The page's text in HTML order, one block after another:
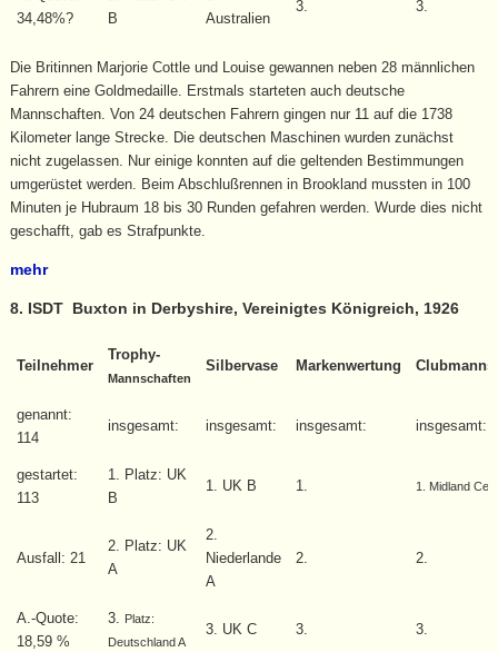
34,48%?
B
Australien
3. 3.
Die Britinnen Marjorie Cottle und Louise gewannen neben 28 männlichen
Fahrern eine Goldmedaille. Erstmals starteten auch deutsche
Mannschaften. Von 24 deutschen Fahrern gingen nur 11 auf die 1738
Kilometer lange Strecke. Die deutschen Maschinen wurden zunächst
nicht zugelassen. Nur einige konnten auf die geltenden Bestimmungen
umgerüstet werden. Beim Abschlußrennen in Brookland mussten in 100
Minuten je Hubraum 18 bis 30 Runden gefahren werden. Wurde dies nicht
geschafft, gab es Strafpunkte.
mehr
8. ISDT Buxton in Derbyshire, Vereinigtes Königreich, 1926
Teilnehmer
Trophy-
Mannschaften
Silbervase Markenwertung
genannt:
114
insgesamt: insgesamt: insgesamt: insgesamt:
gestartet:
113
1. Platz: UK
B
1. UK B 1. 1. Midland
Ausfall: 21
2. Platz: UK
A
2.
Niederlande
A
2. 2.
A.-Quote:
18,59 %
3. Platz:
Deutschland A
3. UK C 3. 3.